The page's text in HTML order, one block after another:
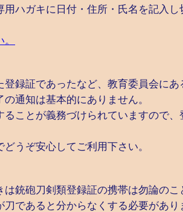
ハガキに日付・住所・氏名を記入し
録証であったなど、教育委員会にあ
通知は基本的にありません。
ことが義務づけられていますので、
うぞ安心してご利用下さい。
銃砲刀剣類登録証の携帯は勿論のこ
であると分からなくする必要があり